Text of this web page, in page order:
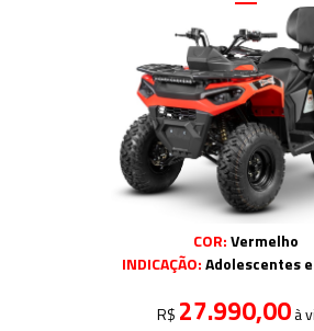
COR:Vermelho
INDICAÇÃO:Adolescentes
R$ 27.990,00à